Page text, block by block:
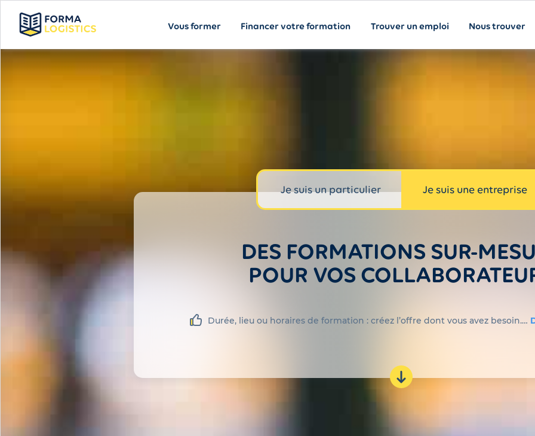
Vous former Financer votre formation Trouver un emploi Nous trouver
Je suis un particulier Je suis une entreprise
DES FORMATIONS SUR-
POUR VOS
Durée, lieu ou horaires de formation : créez l’offre dont vous avez besoin.…